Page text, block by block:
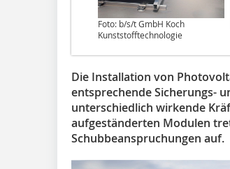
Foto: b/s/t GmbH Koch
Kunststofftechnologie
Die Installation von
entsprechende Sicherungs-
unterschiedlich wirkende
aufgeständerten Modulen
Schubbeanspruchungen auf.